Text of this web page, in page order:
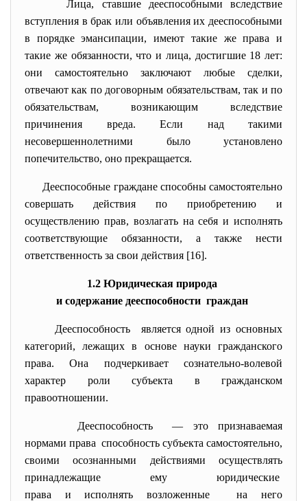
Лица, ставшие дееспособными вследствие
вступления в брак или объявления их дееспособными
в порядке эмансипации, имеют такие же права и
такие же обязанности, что и лица, достигшие 18 лет:
они самостоятельно заключают любые сделки,
отвечают как по договорным обязательствам, так и по
обязательствам, возникающим вследствие
причинения вреда. Если над такими
несовершеннолетними было установлено
попечительство, оно прекращается.
Дееспособные граждане способны самостоятельно
совершать действия по приобретению и
осуществлению прав, возлагать на себя и исполнять
соответствующие обязанности, а также нести
ответственность за свои действия [16].
1.2 Юридическая природа
и содержание дееспособности граждан
Дееспособность является одной из основных
категорий, лежащих в основе науки гражданского
права. Она подчеркивает сознательно-волевой
характер роли субъекта в гражданском
правоотношении.
Дееспособность — это признаваемая
нормами права способность субъекта самостоятельно,
своими осознанными действиями осуществлять
принадлежащие ему юридические
права и исполнять возложенные на него